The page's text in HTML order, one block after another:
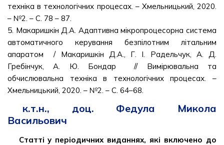
техніка в технологічних процесах. – Хмельницький, 2020.
– №2. – С. 78 – 87.
5. Макаришкін Д.А. Адаптивна мікропроцесорна система
автоматичного керування безпілотним літальним
апаратом / Макаришкін Д.А., Г. І. Радельчук, А. Д.
Гребінчук, А. Ю. Бондар // Вимірювальна та
обчислювальна техніка в технологічних процесах. –
Хмельницький, 2020. – №2. – С. 64–68.
к.т.н., доц. Федула Микола
Васильович
Статті у періодичних виданнях, які включено до